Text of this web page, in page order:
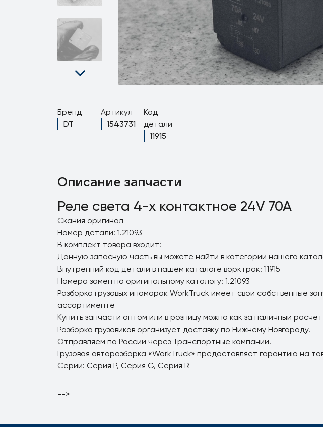
Бренд
DT
Артикул
1543731
Код
детали
11915
Описание запчасти
Реле света 4-х контактное 24V 70A
Скания оригинал
Номер детали: 1.21093
В комплект товара входит:
Данную запасную часть вы можете найти в категории нашего
Внутренний код детали в нашем каталоге ворктрак: 11915
Номера замен по оригинальному каталогу: 1.21093
Разборка грузовых иномарок WorkTruck имеет свои собственные
ассортименте
Купить запчасти оптом или в розницу можно как за наличный
Разборка грузовиков организует доставку по Нижнему Новгороду.
Отправляем по России через Транспортные компании.
Грузовая авторазборка «WorkTruck» предоставляет гарантию на
Серии: Серия P, Серия G, Серия R
-->